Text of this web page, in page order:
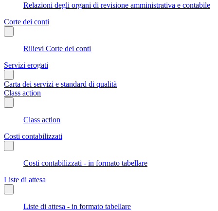
Relazioni degli organi di revisione amministrativa e contabile
Corte dei conti
Rilievi Corte dei conti
Servizi erogati
Carta dei servizi e standard di qualità
Class action
Class action
Costi contabilizzati
Costi contabilizzati - in formato tabellare
Liste di attesa
Liste di attesa - in formato tabellare